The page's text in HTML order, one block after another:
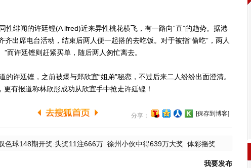
绯闻的许廷铿(A lfred)近来异性桃花横飞，有一路向“直”的趋势。据港
齐出席电台活动，结束后两人便一起搭的去吃饭。对于被指“偷吃”，两人
而许廷铿则赶紧买单，随后两人匆忙离去。
许廷铿，之前被爆与郑欣宜“姐弟”秘恋，不过后来二人纷纷出面澄清。
有报道称林欣彤成功从欣宜手中抢走许廷铿！
分享： [保存到博客]
色球148期开奖:头奖11注666万 徐州小伙中得639万大奖 体彩摇奖
我要发布